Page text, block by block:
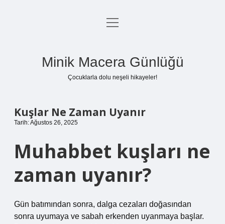
Anasayfa
menüyü
Minik Macera Günlüğü
Çocuklarla dolu neşeli hikayeler!
Kuşlar Ne Zaman Uyanır
Tarih: Ağustos 26, 2025
Muhabbet kuşları ne
zaman uyanır?
Gün batımından sonra, dalga cezaları doğasından
sonra uyumaya ve sabah erkenden uyanmaya başlar.